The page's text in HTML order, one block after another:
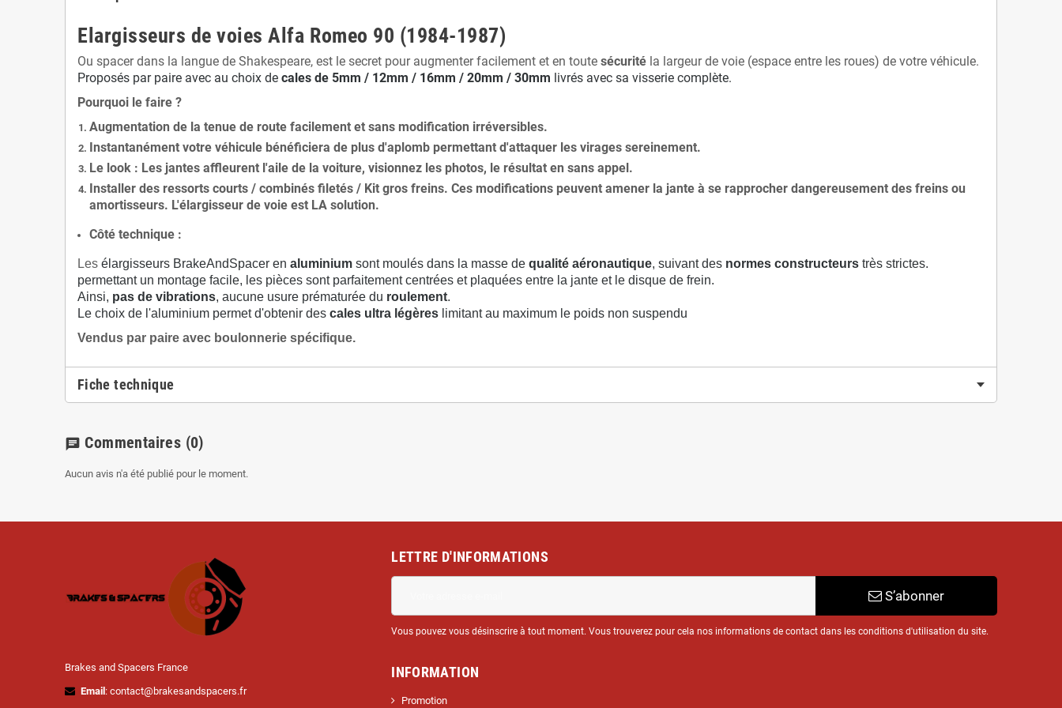
Elargisseurs de voies Alfa Romeo 90 (1984-1987)
Ou spacer dans la langue de Shakespeare, est le secret pour augmenter facilement et en toute sécurité la largeur de voie (espace entre les roues) de votre véhicule.
Proposés par paire avec au choix de cales de 5mm / 12mm / 16mm / 20mm / 30mm livrés avec sa visserie complète.
Pourquoi le faire ?
Augmentation de la tenue de route facilement et sans modification irréversibles.
Instantanément votre véhicule bénéficiera de plus d'aplomb permettant d'attaquer les virages sereinement.
Le look : Les jantes affleurent l'aile de la voiture, visionnez les photos, le résultat en sans appel.
Installer des ressorts courts / combinés filetés / Kit gros freins. Ces modifications peuvent amener la jante à se rapprocher dangereusement des freins ou
amortisseurs. L'élargisseur de voie est LA solution.
Côté technique :
Les élargisseurs BrakeAndSpacer en aluminium sont moulés dans la masse de qualité aéronautique, suivant des normes constructeurs très strictes.
permettant un montage facile, les pièces sont parfaitement centrées et plaquées entre la jante et le disque de frein.
Ainsi, pas de vibrations, aucune usure prématurée du roulement.
Le choix de l'aluminium permet d'obtenir des cales ultra légères limitant au maximum le poids non suspendu
Vendus par paire avec boulonnerie spécifique.
Fiche technique
chat Commentaires (0)
Aucun avis n'a été publié pour le moment.
Brakes and Spacers France
Email : contact@brakesandspacers.fr
LETTRE D'INFORMATIONS
S’abonner
Vous pouvez vous désinscrire à tout moment. Vous trouverez pour cela nos informations de contact dans les conditions d'utilisation du site.
INFORMATION
Promotion